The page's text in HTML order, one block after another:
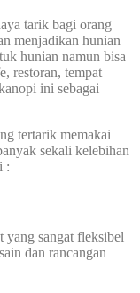
tarik bagi orang
menjadikan hunian
hunian namun bisa
restoran, tempat
ini sebagai
tertarik memakai
sekali kelebihan
:
sangat fleksibel
dan rancangan